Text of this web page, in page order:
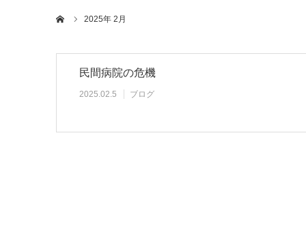
2025年 2月
民間病院の危機
2025.02.5 ブログ